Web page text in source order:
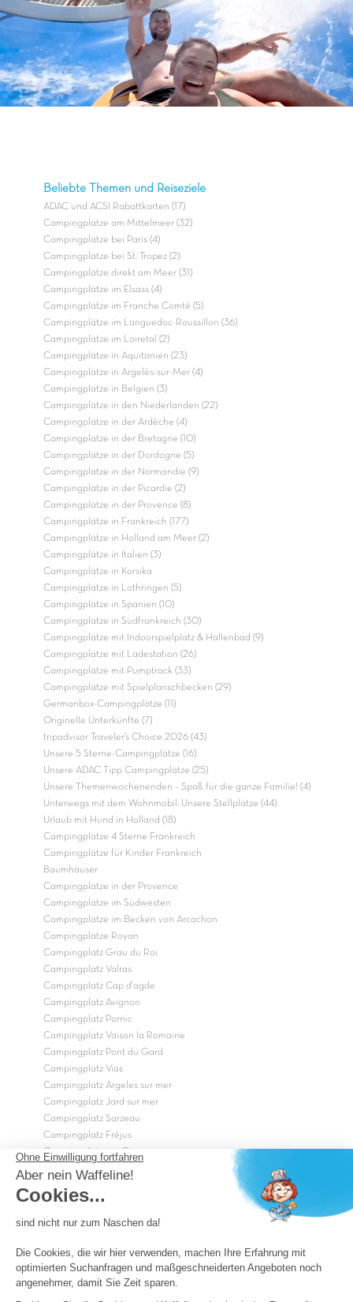
Beliebte Themen und Reiseziele
ADAC und ACSI Rabattkarten (17)
Campingplätze am Mittelmeer (32)
Campingplätze bei Paris (4)
Campingplätze bei St. Tropez (2)
Campingplätze direkt am Meer (31)
Campingplätze im Elsass (4)
Campingplätze im Franche Comté (5)
Campingplätze im Languedoc-Roussillon (36)
Campingplätze im Loiretal (2)
Campingplätze in Aquitanien (23)
Campingplätze in Argelès-sur-Mer (4)
Campingplätze in Belgien (3)
Campingplätze in den Niederlanden (22)
Campingplätze in der Ardèche (4)
Campingplätze in der Bretagne (10)
Campingplätze in der Dordogne (5)
Campingplätze in der Normandie (9)
Campingplätze in der Picardie (2)
Campingplätze in der Provence (8)
Campingplätze in Frankreich (177)
Campingplätze in Holland am Meer (2)
Campingplätze in Italien (3)
Campingplätze in Korsika
Campingplätze in Lothringen (5)
Campingplätze in Spanien (10)
Campingplätze in Südfrankreich (30)
Campingplätze mit Indoorspielplatz & Hallenbad (9)
Campingplätze mit Ladestation (26)
Campingplätze mit Pumptrack (33)
Campingplätze mit Spielplanschbecken (29)
Germanbox-Campingplätze (11)
Originelle Unterkünfte (7)
tripadvisor Traveler’s Choice 2026 (43)
Unsere 5 Sterne-Campingplätze (16)
Unsere ADAC Tipp Campingplätze (25)
Unsere Themenwochenenden – Spaß für die ganze Familie! (4)
Unterwegs mit dem Wohnmobil: Unsere Stellplätze (44)
Urlaub mit Hund in Holland (18)
Campingplätze 4 Sterne Frankreich
Campingplätze für Kinder Frankreich
Baumhäuser
Campingplätze in der Provence
Campingplätze im Südwesten
Campingplätze im Becken von Arcachon
Campingplätze Royan
Campingplatz Grau du Roi
Campingplatz Valras
Campingplatz Cap d'agde
Campingplatz Avignon
Campingplatz Pornic
Campingplatz Vaison la Romaine
Campingplatz Pont du Gard
Campingplatz Vias
Campingplatz Argeles sur mer
Campingplatz Jard sur mer
Campingplatz Sarzeau
Campingplatz Fréjus
Campingplätze in Camargue
Campingplätze in der CÃ©vÃ¨nnes
OK
Copyright Capfun 2026 ©
Camping-Pass